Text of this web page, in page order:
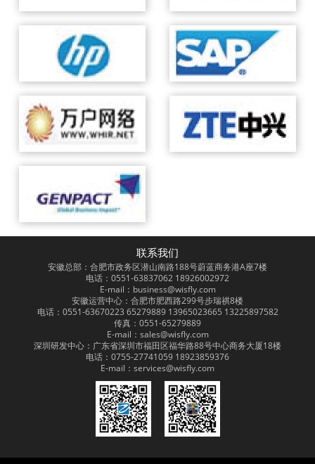
联系我们
安徽总部：合肥市政务区潜山南路188号蔚蓝商务港A座7楼
电话：0551-63837062 18926002972
E-mail：business@wisfly.com
安徽运营中心：合肥市肥西路299号步瑞祺8楼
电话：0551-63670223 65279889 13965023665 13225897582
传真：0551-65279889
E-mail：sales@wisfly.com
深圳研发中心：广东省深圳市福田区福华路88号中心商务大厦18楼
电话：0755-27741059 18923859376
E-mail：services@wisfly.com